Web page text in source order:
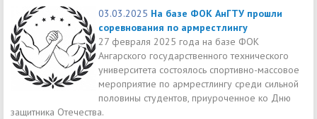
03.03.2025 На базе ФОК АнГТУ прошли
соревнования по армрестлингу
27 февраля 2025 года на базе ФОК
Ангарского государственного технического
университета состоялось спортивно-массовое
мероприятие по армрестлингу среди сильной
половины студентов, приуроченное ко Дню
защитника Отечества.